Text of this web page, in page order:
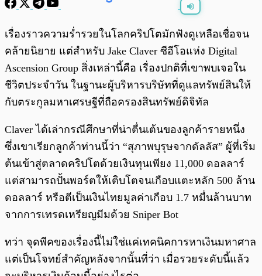
0:00/ 0:00
เรื่องราวความร่ำรวยในโลกคริปโตมักฟังดูเหลือเชื่อจน
คล้ายนิยาย แต่สำหรับ Jake Claver ซีอีโอแห่ง Digital
Ascension Group สิ่งเหล่านี้คือ เรื่องปกติที่เขาพบเจอใน
ชีวิตประจำวัน ในฐานะผู้บริหารบริษัทที่ดูแลทรัพย์สินให้
กับตระกูลมหาเศรษฐีที่ถือครองสินทรัพย์ดิจิทัล
Claver ได้เล่ากรณีศึกษาที่น่าตื่นเต้นของลูกค้ารายหนึ่ง
ซึ่งเขาเรียกลูกค้าท่านนี้ว่า “สุภาพบุรุษจากดัลลัส” ผู้ที่เริ่ม
ต้นเข้าสู่ตลาดคริปโตด้วยเงินทุนเพียง 11,000 ดอลลาร์
แต่สามารถปั้นพอร์ตให้เติบโตจนเกือบแตะหลัก 500 ล้าน
ดอลลาร์ หรือตีเป็นเงินไทยมูลค่าเกือบ 1.7 หมื่นล้านบาท
จากการเทรดเหรียญมีมด้วย Sniper Bot
ทว่า จุดพีคของเรื่องนี้ไม่ใช่แค่เทคนิคการหาเงินมหาศาล
แต่เป็นโจทย์สำคัญหลังจากนั้นที่ว่า เมื่อรวยระดับนี้แล้ว